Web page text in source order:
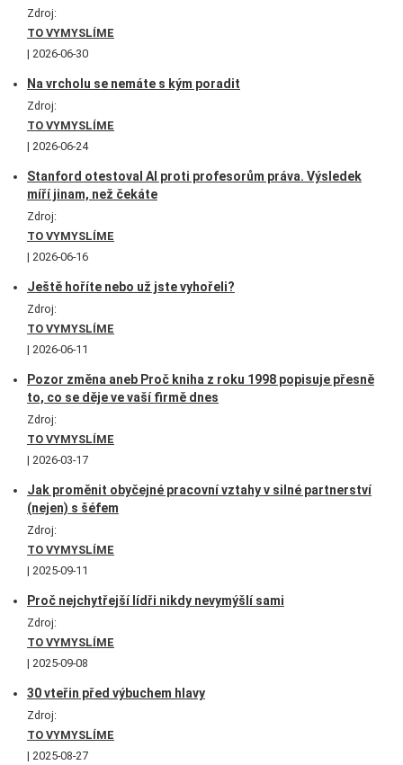
Zdroj:
TO VYMYSLÍME
2026-06-30
Na vrcholu se nemáte s kým poradit
Zdroj:
TO VYMYSLÍME
2026-06-24
Stanford otestoval AI proti profesorům práva. Výsledek
míří jinam, než čekáte
Zdroj:
TO VYMYSLÍME
2026-06-16
Ještě hoříte nebo už jste vyhořeli?
Zdroj:
TO VYMYSLÍME
2026-06-11
Pozor změna aneb Proč kniha z roku 1998 popisuje přesně
to, co se děje ve vaší firmě dnes
Zdroj:
TO VYMYSLÍME
2026-03-17
Jak proměnit obyčejné pracovní vztahy v silné partnerství
(nejen) s šéfem
Zdroj:
TO VYMYSLÍME
2025-09-11
Proč nejchytřejší lídři nikdy nevymýšlí sami
Zdroj:
TO VYMYSLÍME
2025-09-08
30 vteřin před výbuchem hlavy
Zdroj:
TO VYMYSLÍME
2025-08-27